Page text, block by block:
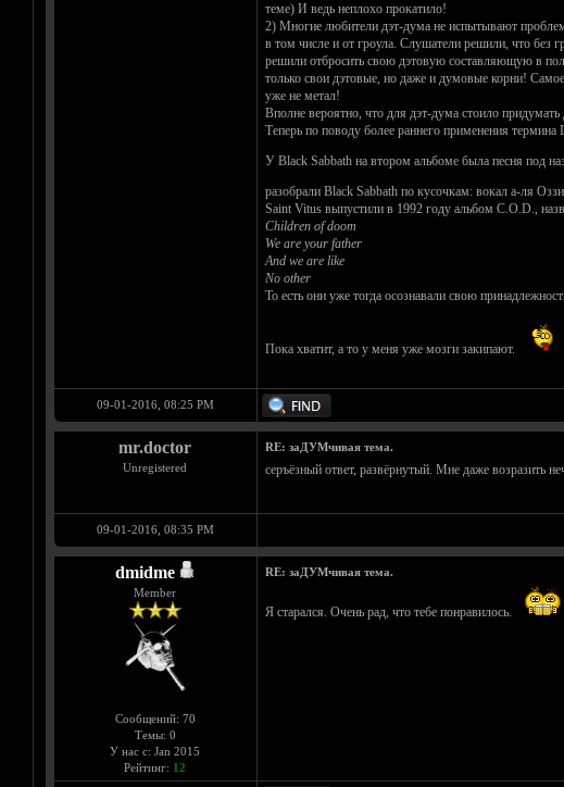
теме) И ведь неплохо прокатило!
2) Многие любители дэт-дума не испытывают проблем
в том числе и от гроула. Слушатели решили, что без
решили отбросить свою дэтовую составляющую в
только свои дэтовые, но даже и думовые корни!
уже не метал!
Вполне вероятно, что для дэт-дума стоило
Теперь по поводу более раннего применения термина
У Black Sabbath на втором альбоме была песня под
разобрали Black Sabbath по кусочкам: вокал а-ля
Saint Vitus выпустили в 1992 году альбом C.O.D.,
Children of doom
We are your father
And we are like
No other
То есть они уже тогда осознавали свою
Пока хватит, а то у меня уже мозги закипают.
09-01-2016, 08:25 PM
mr.doctor
Unregistered
RE: заДУМчивая тема.
серъёзный ответ, развёрнутый. Мне даже возразить
09-01-2016, 08:35 PM
dmidme
Member
Сообщений: 70
Темы: 0
У нас с: Jan 2015
Рейтинг: 12
RE: заДУМчивая тема.
Я старался. Очень рад, что тебе понравилось.